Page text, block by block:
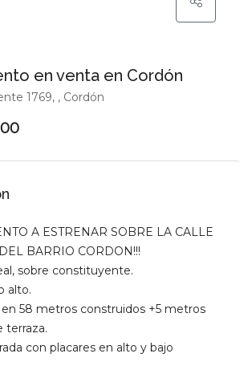
en venta en Cordón
1769, , Cordón
A ESTRENAR SOBRE LA CALLE
BARRIO CORDON!!!
sobre constituyente.
alto.
en 58 metros construidos +5 metros
terraza.
con placares en alto y bajo